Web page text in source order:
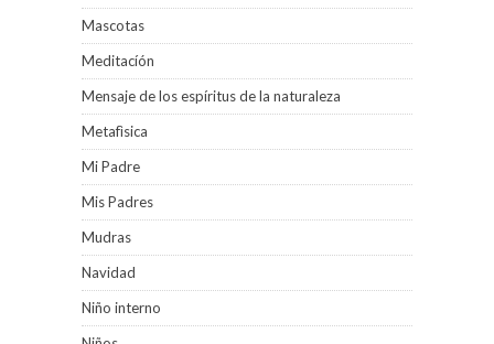
Mascotas
Meditacíón
Mensaje de los espíritus de la naturaleza
Metafìsica
Mi Padre
Mis Padres
Mudras
Navidad
Niño interno